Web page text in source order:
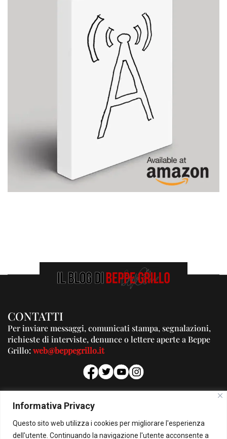
Informativa Privacy
Questo sito web utilizza i cookies per migliorare l'esperienza
dell'utente. Continuando la navigazione l'utente acconsente a
CONTATTI
Per inviare messaggi, comunicati stampa, segnalazioni,
richieste di interviste, denunce o lettere aperte a Beppe
Grillo:web@beppegrillo.it
PUBBLICITA'
Per la tua pubblicità su questo Blog:
pubblicita@beppegrillo.it